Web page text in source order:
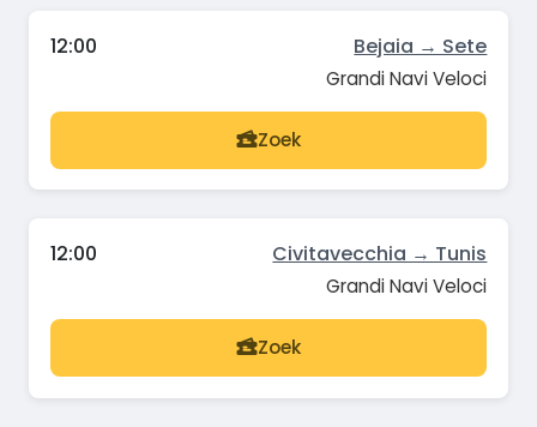
12:00 Bejaia → Sete
Grandi Navi Veloci
Zoek
12:00 Civitavecchia → Tunis
Grandi Navi Veloci
Zoek